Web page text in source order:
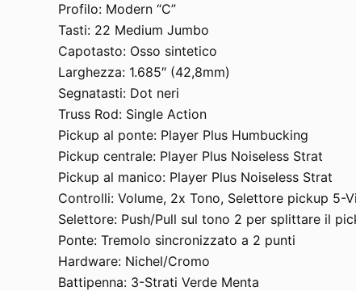
Profilo: Modern “C”
Tasti: 22 Medium Jumbo
Capotasto: Osso sintetico
Larghezza: 1.685″ (42,8mm)
Segnatasti: Dot neri
Truss Rod: Single Action
Pickup al ponte: Player Plus Humbucking
Pickup centrale: Player Plus Noiseless Strat
Pickup al manico: Player Plus Noiseless Strat
Controlli: Volume, 2x Tono, Selettore pickup 5-
Selettore: Push/Pull sul tono 2 per splittare il
Ponte: Tremolo sincronizzato a 2 punti
Hardware: Nichel/Cromo
Battipenna: 3-Strati Verde Menta